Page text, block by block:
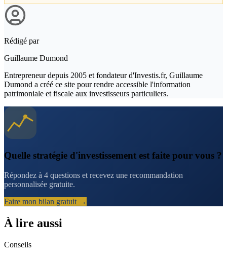
Rédigé par
Guillaume Dumond
Entrepreneur depuis 2005 et fondateur d'Investis.fr, Guillaume
Dumond a créé ce site pour rendre accessible l'information
patrimoniale et fiscale aux investisseurs particuliers.
Quelle stratégie d'investissement est faite pour vous ?
Répondez à 4 questions et recevez une recommandation
personnalisée gratuite.
Faire mon bilan gratuit →
À lire aussi
Conseils